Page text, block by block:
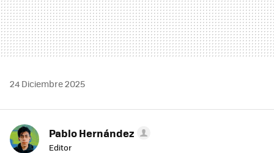
24 Diciembre 2025
Pablo Hernández
Editor